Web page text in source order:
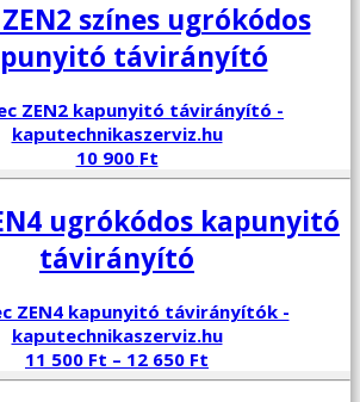
színes ugrókódos
távirányító
10 900 Ft
ugrókódos kapunyitó
távirányító
11 500 Ft – 12 650 Ft